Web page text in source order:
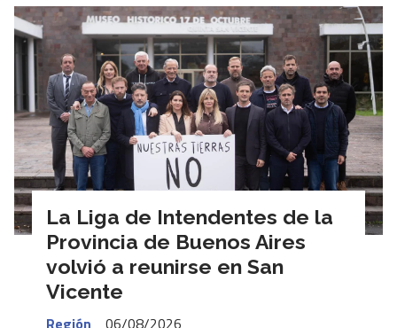
La Liga de Intendentes de la
Provincia de Buenos Aires
volvió a reunirse en San
Vicente